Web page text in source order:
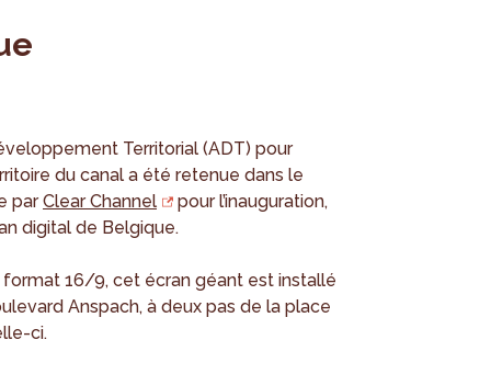
Territorial (ADT) pour
du canal a été retenue dans le
parClear Channel
pour l’inauguration,
digital de Belgique.
format 16/9, cet écran géant est installé
Anspach, à deux pas de la place
ci.